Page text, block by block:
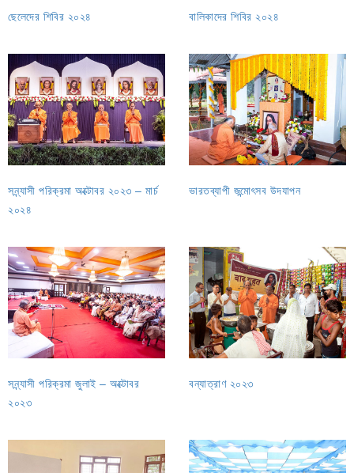
ছেলেদের শিবির ২০২৪ বালিকাদের শিবির ২০২৪
সন্ন্যাসী পরিক্রমা অক্টোবর ২০২৩ – মার্চ
২০২৪
ভারতব্যাপী জন্মোৎসব উদযাপন
সন্ন্যাসী পরিক্রমা জুলাই – অক্টোবর
২০২৩
বন্যাত্রাণ ২০২৩